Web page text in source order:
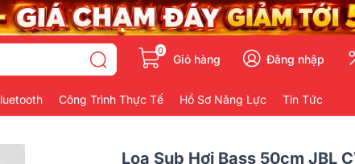
0
Giỏ hàng Đăng nhập
Công Trình Thực Tế Hồ Sơ Năng Lực Tin Tức
Loa Sub Hơi Bass 50cm JBL